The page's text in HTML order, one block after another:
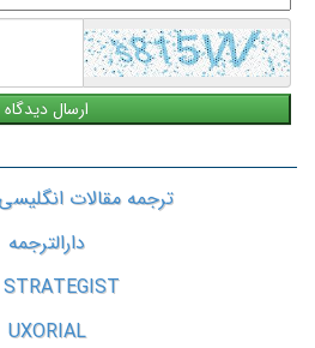
ترجمه مقالات
دارالترجمه
UXORIAL